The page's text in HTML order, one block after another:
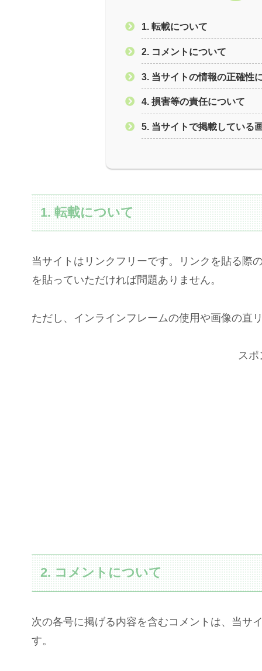
1. 転載について
2. コメントについて
3. 当サイトの情報の正確性
4. 損害等の責任について
5. 当サイトで掲載している
1. 転載について
当サイトはリンクフリーです。リンクを貼る際
を貼っていただければ問題ありません。
ただし、インラインフレームの使用や画像の直
スポ
2. コメントについて
次の各号に掲げる内容を含むコメントは、当サ
す。